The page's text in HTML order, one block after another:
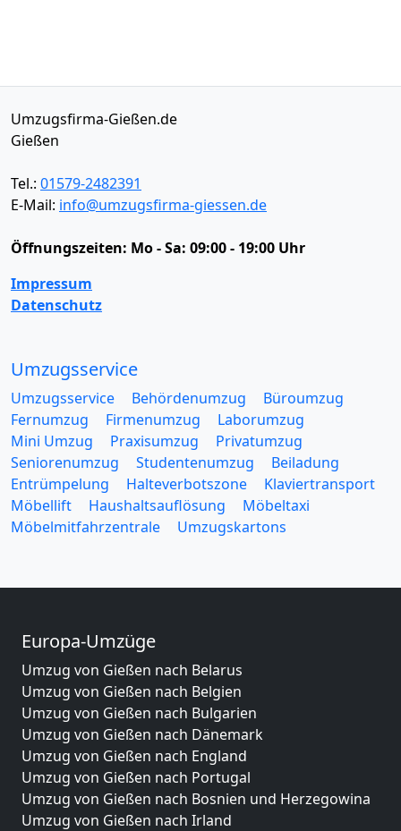
Umzugsfirma-Gießen.de
Gießen
Tel.: 01579-2482391
E-Mail: info@umzugsfirma-giessen.de
Öffnungszeiten: Mo - Sa: 09:00 - 19:00 Uhr
Impressum
Datenschutz
Umzugsservice
Umzugsservice Behördenumzug
Büroumzug
Fernumzug
Firmenumzug
Laborumzug
Mini Umzug
Praxisumzug
Privatumzug
Seniorenumzug
Studentenumzug
Beiladung
Entrümpelung
Halteverbotszone
Klaviertransport
Möbellift
Haushaltsauflösung
Möbeltaxi
Möbelmitfahrzentrale
Umzugskartons
Europa-Umzüge
Umzug von Gießen nach Belarus
Umzug von Gießen nach Belgien
Umzug von Gießen nach Bulgarien
Umzug von Gießen nach Dänemark
Umzug von Gießen nach England
Umzug von Gießen nach Portugal
Umzug von Gießen nach Bosnien und Herzegowina
Umzug von Gießen nach Irland